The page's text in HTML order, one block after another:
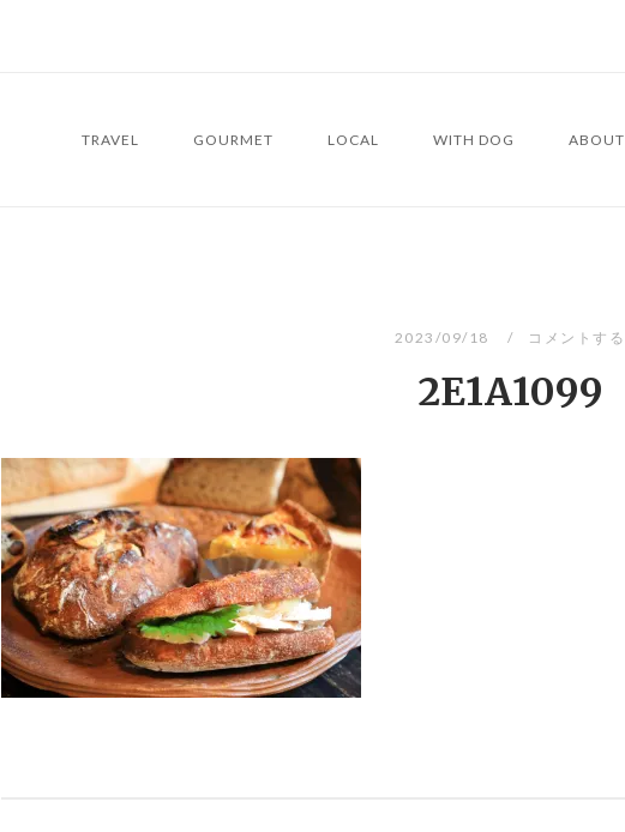
TRAVEL GOURMET LOCAL WITH DOG ABOUT
2023/09/18 コメントする
2E1A1099